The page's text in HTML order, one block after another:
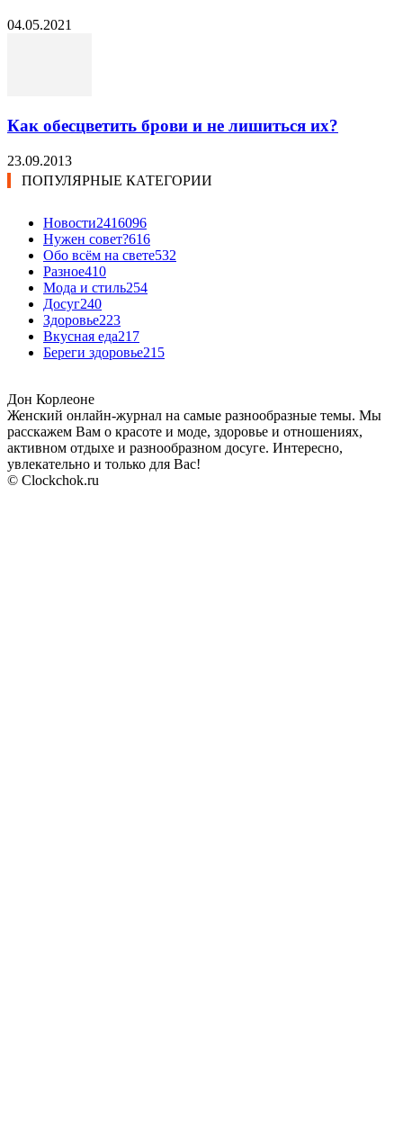
04.05.2021
Как обесцветить брови и не лишиться их?
23.09.2013
ПОПУЛЯРНЫЕ КАТЕГОРИИ
Новости2416096
Нужен совет?616
Обо всём на свете532
Разное410
Мода и стиль254
Досуг240
Здоровье223
Вкусная еда217
Береги здоровье215
Дон Корлеоне
Женский онлайн-журнал на самые разнообразные темы. Мы
расскажем Вам о красоте и моде, здоровье и отношениях,
активном отдыхе и разнообразном досуге. Интересно,
увлекательно и только для Вас!
© Clockchok.ru